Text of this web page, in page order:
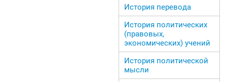
История перевода
История политических
(правовых,
экономических) учений
История политической
мысли